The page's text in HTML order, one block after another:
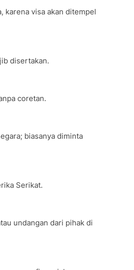
karena visa akan ditempel
disertakan.
coretan.
biasanya diminta
Serikat.
undangan dari pihak di